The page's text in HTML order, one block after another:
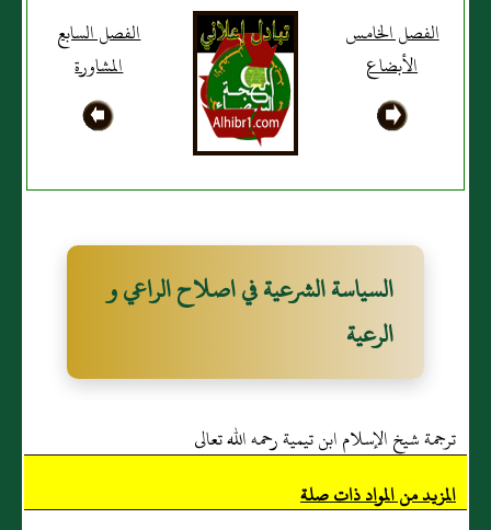
الفصل الخامس
الأبضاع
الفصل السابع
المشاورة
السياسة الشرعية في اصلاح الراعي و
الرعية
ترجمة شيخ الإسلام ابن تيمية رحمه الله تعالى
المزيد من المواد ذات صلة